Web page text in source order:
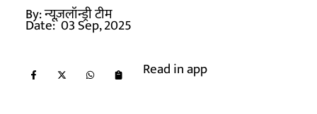
By:न्यूज़लॉन्ड्री टीम
Date: 03 Sep, 2025
Read in app